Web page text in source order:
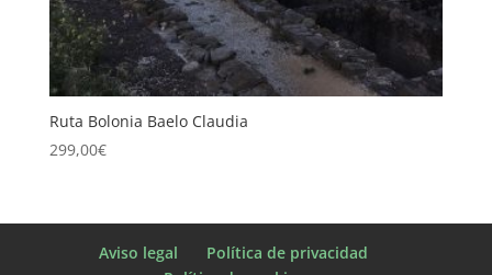
Ruta Bolonia Baelo Claudia
299,00€
Aviso legal
Política de privacidad